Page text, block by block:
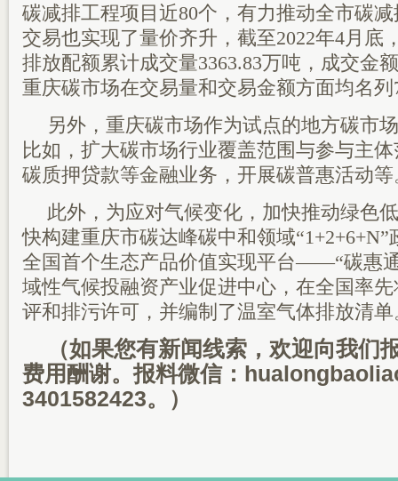
碳减排工程项目近80个，有力推动全市碳
交易也实现了量价齐升，截至2022年4月底
排放配额累计成交量3363.83万吨，成交金
重庆碳市场在交易量和交易金额方面均名
另外，重庆碳市场作为试点的地方碳市
比如，扩大碳市场行业覆盖范围与参与主
碳质押贷款等金融业务，开展碳普惠活动等
此外，为应对气候变化，加快推动绿色
快构建重庆市碳达峰碳中和领域
全国首个生态产品价值实现平台——“碳惠
域性气候投融资产业促进中心，在全国率
评和排污许可，并编制了温室气体排放清单
（如果您有新闻线索，欢迎向我们
费用酬谢。报料微信：
3401582423。）